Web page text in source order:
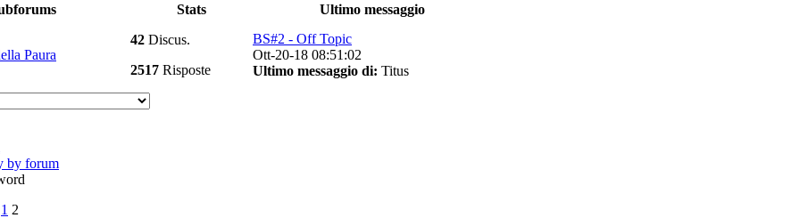
Stats Ultimo messaggio
Paura
42 Discus.
2517 Risposte
BS#2 - Off Topic
Ott-20-18 08:51:02
Ultimo messaggio di: Titus
by forum
1 2